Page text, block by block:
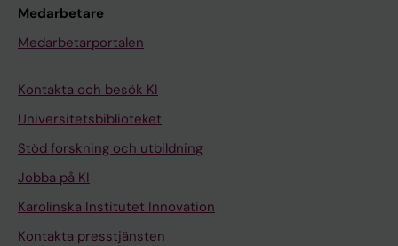
Medarbetare
Medarbetarportalen
Kontakta och besök KI
Universitetsbiblioteket
Stöd forskning och utbildning
Jobba på KI
Karolinska Institutet Innovation
Kontakta presstjänsten